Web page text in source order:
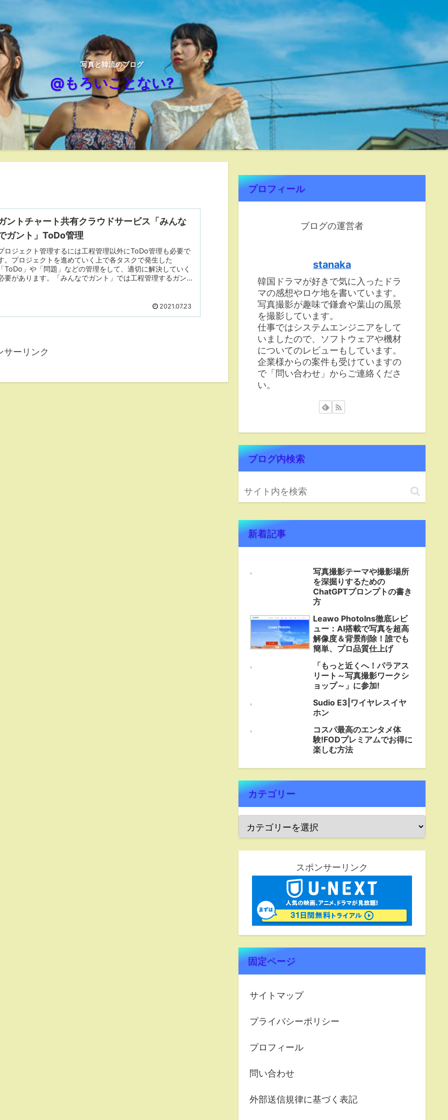
写真と韓流のブログ
@もろいことない?
ントチャート共有クラウドサービス「みんな
ガント」ToDo管理
ロジェクト管理するには工程管理以外にToDo管理も必要で
。プロジェクトを進めていく上で各タスクで発生した
ToDo」や「問題」などの管理をして、適切に解決していく
要があります。「みんなでガント」では工程管理するガント
します。ToDo管理とはToDo管理はやるべきタスクの...
2021.07.23
サーリンク
プロフィール
ブログの運営者
stanaka
韓国ドラマが好きで気に入ったドラ
マの感想やロケ地を書いています。
写真撮影が趣味で鎌倉や葉山の風景
を撮影しています。
仕事ではシステムエンジニアをして
いましたので、ソフトウェアや機材
についてのレビューもしています。
企業様からの案件も受けていますの
で「問い合わせ」からご連絡くださ
い。
ブログ内検索
新着記事
写真撮影テーマや撮影場所
を深掘りするための
ChatGPTプロンプトの書き
方
Leawo PhotoIns徹底レビ
ュー：AI搭載で写真を超高
解像度＆背景削除！誰でも
簡単、プロ品質仕上げ
「もっと近くへ！パラアス
リート～写真撮影ワークシ
ョップ～」に参加!
Sudio E3|ワイヤレスイヤ
ホン
コスパ最高のエンタメ体
験!FODプレミアムでお得に
楽しむ方法
カテゴリー
スポンサーリンク
固定ページ
サイトマップ
プライバシーポリシー
プロフィール
問い合わせ
外部送信規律に基づく表記